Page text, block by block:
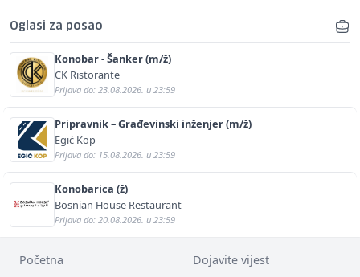
Oglasi za posao
Konobar - Šanker (m/ž)
CK Ristorante
Prijava do: 23.08.2026. u 23:59
Pripravnik – Građevinski inženjer (m/ž)
Egić Kop
Prijava do: 15.08.2026. u 23:59
Konobarica (ž)
Bosnian House Restaurant
Prijava do: 20.08.2026. u 23:59
Početna Dojavite vijest